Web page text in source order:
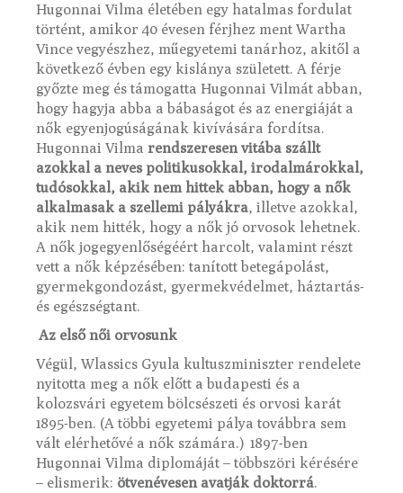
Hugonnai Vilma életében egy hatalmas fordulat
történt, amikor 40 évesen férjhez ment Wartha
Vince vegyészhez, műegyetemi tanárhoz, akitől a
következő évben egy kislánya született. A férje
győzte meg és támogatta Hugonnai Vilmát abban,
hogy hagyja abba a bábaságot és az energiáját a
nők egyenjogúságának kivívására fordítsa.
Hugonnai Vilma rendszeresen vitába szállt
azokkal a neves politikusokkal, irodalmárokkal,
tudósokkal, akik nem hittek abban, hogy a nők
alkalmasak a szellemi pályákra, illetve azokkal,
akik nem hitték, hogy a nők jó orvosok lehetnek.
A nők jogegyenlőségéért harcolt, valamint részt
vett a nők képzésében: tanított betegápolást,
gyermekgondozást, gyermekvédelmet, háztartás-
és egészségtant.
Az első női orvosunk
Végül, Wlassics Gyula kultuszminiszter rendelete
nyitotta meg a nők előtt a budapesti és a
kolozsvári egyetem bölcsészeti és orvosi karát
1895-ben. (A többi egyetemi pálya továbbra sem
vált elérhetővé a nők számára.) 1897-ben
Hugonnai Vilma diplomáját – többszöri kérésére
– elismerik: ötvenévesen avatják doktorrá.